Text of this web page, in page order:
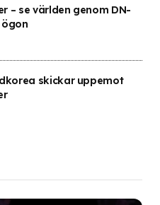
– se världen genom DN-
skickar uppemot